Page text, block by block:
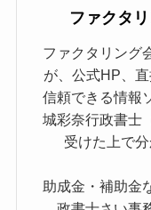
ファクタ
ファクタリング
が、公式HP、
信頼できる情報
城彩奈行政書士
受けた上で
助成金・補助金